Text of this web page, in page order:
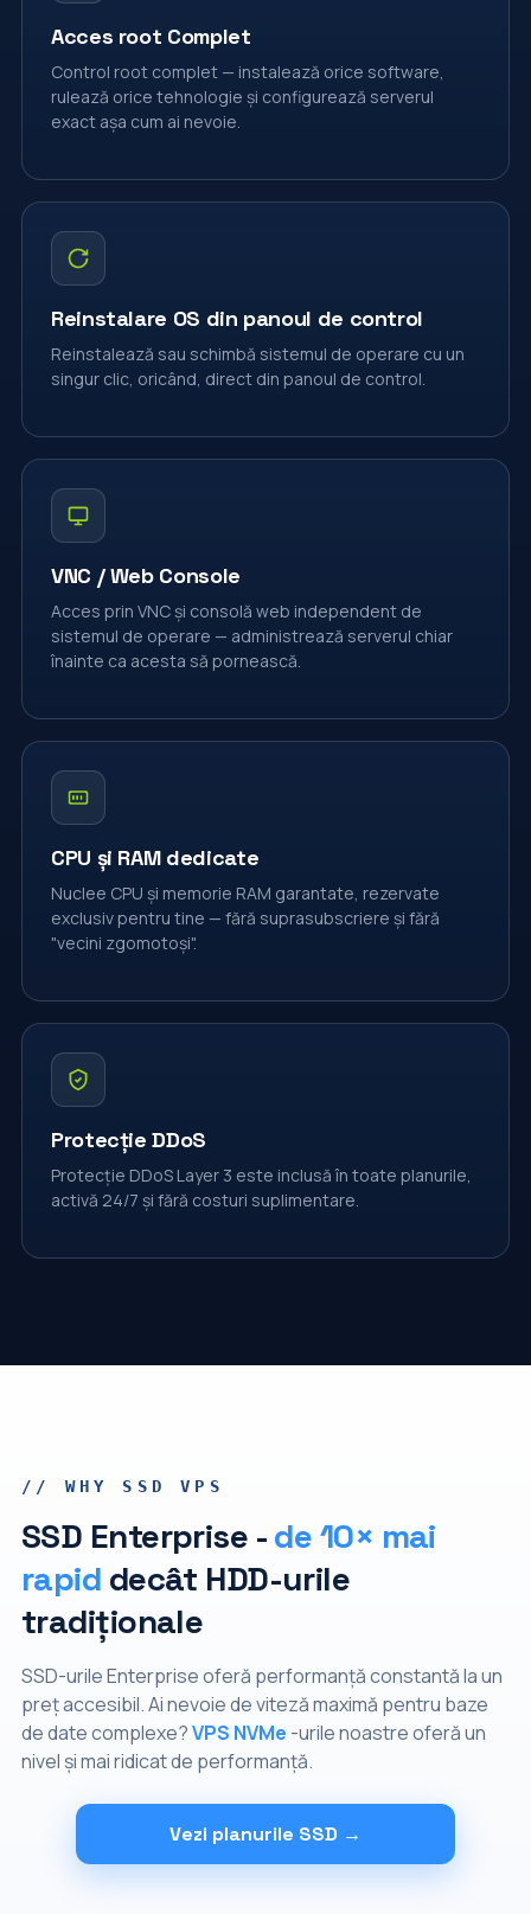
Acces root Complet
Control root complet — instalează orice software,
rulează orice tehnologie și configurează serverul
exact așa cum ai nevoie.
Reinstalare OS din panoul de control
Reinstalează sau schimbă sistemul de operare cu un
singur clic, oricând, direct din panoul de control.
VNC / Web Console
Acces prin VNC și consolă web independent de
sistemul de operare — administrează serverul chiar
înainte ca acesta să pornească.
CPU și RAM dedicate
Nuclee CPU și memorie RAM garantate, rezervate
exclusiv pentru tine — fără suprasubscriere și fără
"vecini zgomotoși".
Protecție DDoS
Protecție DDoS Layer 3 este inclusă în toate planurile,
activă 24/7 și fără costuri suplimentare.
// WHY SSD VPS
SSD Enterprise -de 10× mai
rapid decât HDD-urile
tradiționale
SSD-urile Enterprise oferă performanță constantă la un
preț accesibil. Ai nevoie de viteză maximă pentru baze
de date complexe?VPS NVMe -urile noastre oferă un
nivel și mai ridicat de performanță.
Vezi planurile SSD →